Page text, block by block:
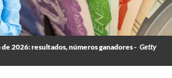
2026: resultados, números ganadores - Getty